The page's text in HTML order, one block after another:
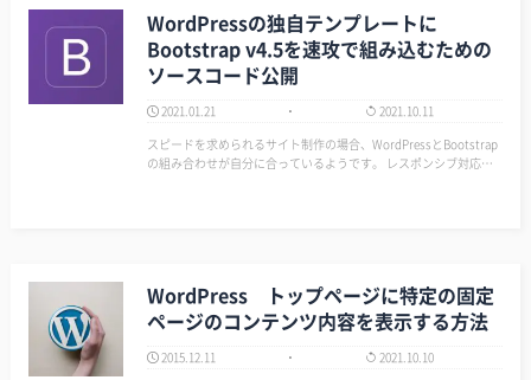
WordPressの独自テンプレートに
Bootstrap v4.5を速攻で組み込むための
ソースコード公開
2021.01.21
2021.10.11
スピードを求められるサイト制作の場合、WordPressとBootstrap
の組み合わせが自分に合っているようです。 レスポンシブ対応で
WordPress トップページに特定の固定
ページのコンテンツ内容を表示する方法
2015.12.11
2021.10.10